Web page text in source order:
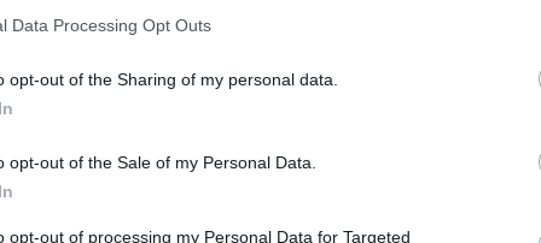
Data Processing Opt Outs
opt-out of the Sharing of my personal data.
opt-out of the Sale of my Personal Data.
opt-out of processing my Personal Data for Targeted
lettres. Entrez toutes les